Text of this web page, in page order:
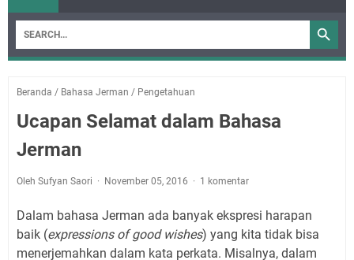
Beranda / Bahasa Jerman / Pengetahuan
Ucapan Selamat dalam Bahasa
Jerman
Oleh Sufyan Saori November 05, 2016 1 komentar
Dalam bahasa Jerman ada banyak ekspresi harapan
baik (expressions of good wishes) yang kita tidak bisa
menerjemahkan dalam kata perkata. Misalnya, dalam